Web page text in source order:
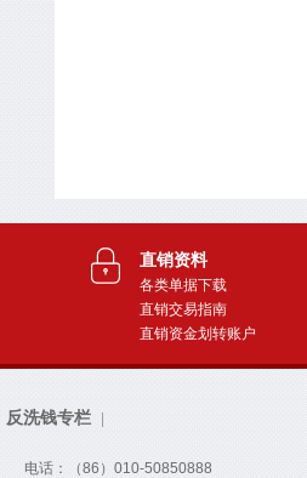
直销资料
各类单据下载
直销交易指南
直销资金划转账户
反洗钱专栏
电话：（86）010-50850888